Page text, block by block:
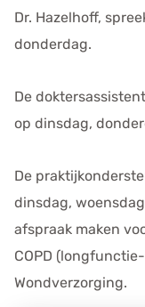
v
e
Dr. Hazelhoff,
donderdag.
De
op dinsdag,
De
dinsdag,
afspraak maken
COPD
Wondverzorging.